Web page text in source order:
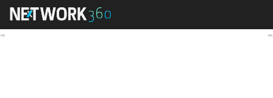
La mitad de los internautas